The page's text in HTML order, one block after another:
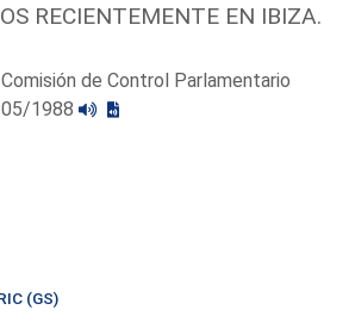
RECIENTEMENTE EN IBIZA.
de Control Parlamentario
05/1988
(GS)